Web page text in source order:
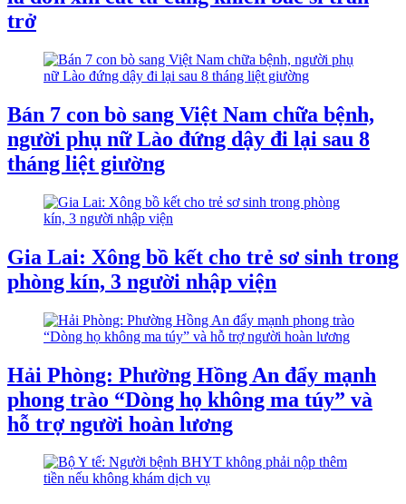
trở
Bán 7 con bò sang Việt Nam chữa bệnh,
người phụ nữ Lào đứng dậy đi lại sau 8
tháng liệt giường
Gia Lai: Xông bồ kết cho trẻ sơ sinh trong
phòng kín, 3 người nhập viện
Hải Phòng: Phường Hồng An đẩy mạnh
phong trào “Dòng họ không ma túy” và
hỗ trợ người hoàn lương